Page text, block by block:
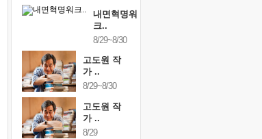
내면혁명워
크..
8/29~8/30
고도원 작
가 ..
8/29~8/30
고도원 작
가 ..
8/29